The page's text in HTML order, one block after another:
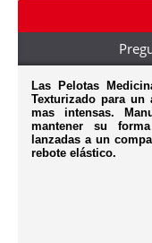
Las Pelotas
Texturizado para
mas intensas.
mantener su
lanzadas a un
rebote elástico.